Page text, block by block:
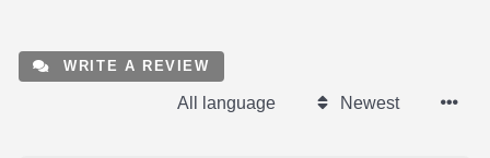
WRITE A REVIEW
All language Newest